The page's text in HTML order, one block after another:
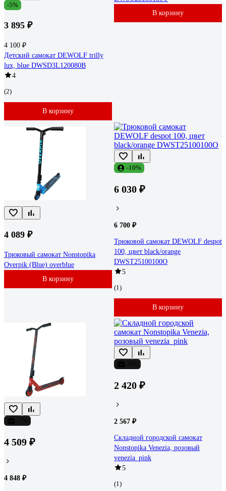
-5%
3 895 ₽
4 100 ₽
Детский самокат DEWOLF trilly
lux, blue DWSD3L120080B
4
(2)
В корзину
В корзину
4 089 ₽
Трюковый самокат Nonstopika
Overpik (Blue) overblue
В корзину
-10%
6 030 ₽
6 700 ₽
Трюковой самокат DEWOLF despot
100, цвет black/orange
DWST25100100O
5
(1)
В корзину
4 509 ₽
4 848 ₽
2 420 ₽
2 567 ₽
Складной городской самокат
Nonstopika Venezia, розовый
venezia_pink
5
(1)